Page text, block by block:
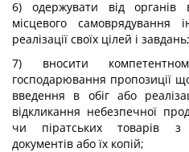
6) одержувати від органів
місцевого самоврядування
реалізації своїх цілей і завдань;
7) вносити
господарювання пропозиції
введення в обіг або
відкликання небезпечної
чи піратських товарів з
документів або їх копій;